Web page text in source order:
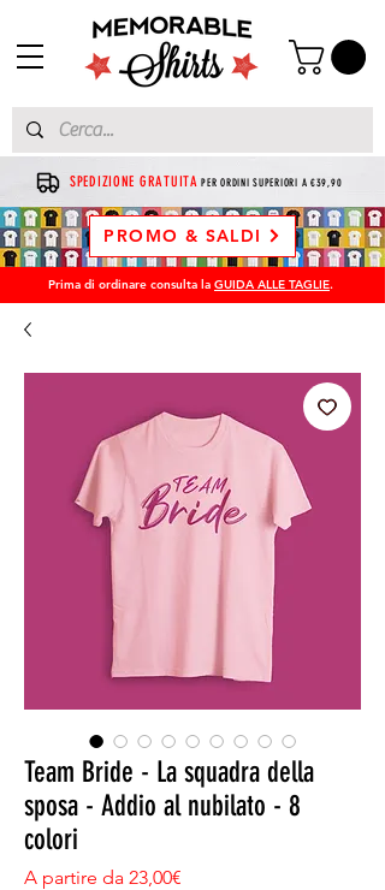
SPEDIZIONE GRATUITA PER ORDINI SUPERIORI A €39,90
PROMO & SALDI
Prima di ordinare consulta la GUIDA ALLE TAGLIE.
Team Bride - La squadra della
sposa - Addio al nubilato - 8
colori
A partire da 23,00€